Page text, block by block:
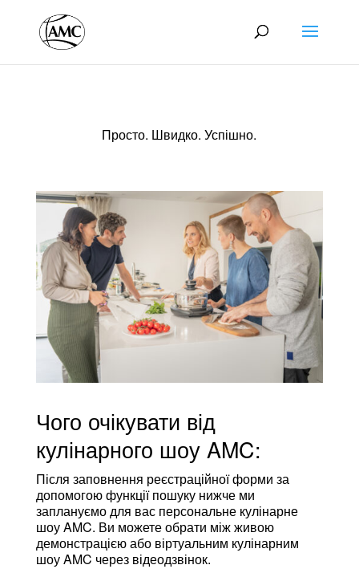
Просто. Швидко. Успішно.
Чого очікувати від
кулінарного шоу AMC:
Після заповнення реєстраційної форми за
допомогою функції пошуку нижче ми
заплануємо для вас персональне кулінарне
шоу AMC. Ви можете обрати між живою
демонстрацією або віртуальним кулінарним
шоу AMC через відеодзвінок.